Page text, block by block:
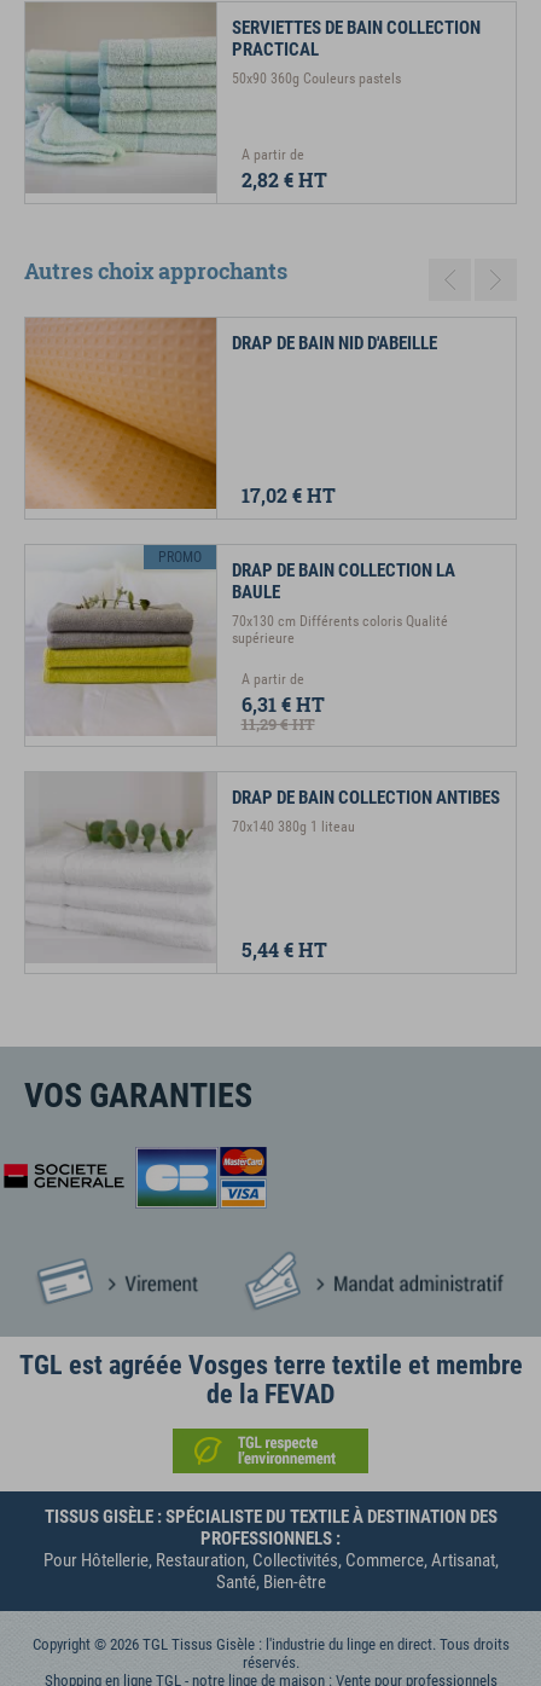
SERVIETTES DE BAIN COLLECTION
PRACTICAL
50x90 360g Couleurs pastels
A partir de
2,82 €HT
Autres choix approchants
DRAP DE BAIN NID D'ABEILLE
17,02 €HT
PROMO
DRAP DE BAIN COLLECTION LA
BAULE
70x130 cm Différents coloris Qualité
supérieure
A partir de
6,31 €HT
11,29 €HT
DRAP DE BAIN COLLECTION ANTIBES
70x140 380g 1 liteau
5,44 €HT
PreviousNext
VOS GARANTIES
TGL est agréée Vosges terre textile et membre
de la FEVAD
TISSUS GISÈLE : SPÉCIALISTE DU TEXTILE À DESTINATION DES
PROFESSIONNELS :
Pour Hôtellerie, Restauration, Collectivités, Commerce, Artisanat,
Santé, Bien-être
Copyright © 2026 TGL Tissus Gisèle : l'industrie du linge en direct. Tous droits
réservés.
Shopping en ligne TGL - notre linge de maison : Vente pour professionnels